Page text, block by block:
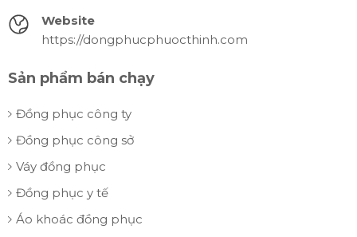
Website
https://dongphucphuocthinh.com
Sản phẩm bán chạy
Đồng phục công ty
Đồng phục công sở
Váy đồng phục
Đồng phục y tế
Áo khoác đồng phục